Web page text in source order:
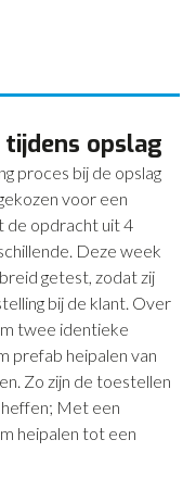
opslag
proces bij de opslag
voor een
de opdracht uit 4
Deze week
getest, zodat zij
bij de klant. Over
twee identieke
prefab heipalen van
Zo zijn de toestellen
Met een
heipalen tot een